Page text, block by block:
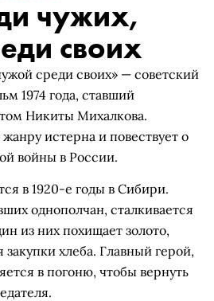
чужих,
своих
среди своих» — советский
1974 года, ставший
Никиты Михалкова.
истерна и повествует о
войны в России.
в 1920-е годы в Сибири.
однополчан, сталкивается
из них похищает золото,
хлеба. Главный герой,
в погоню, чтобы вернуть